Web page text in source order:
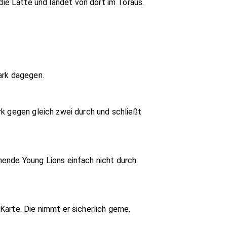
Latte und landet von dort im Toraus.
dagegen.
gegen gleich zwei durch und schließt
Young Lions einfach nicht durch.
Die nimmt er sicherlich gerne,